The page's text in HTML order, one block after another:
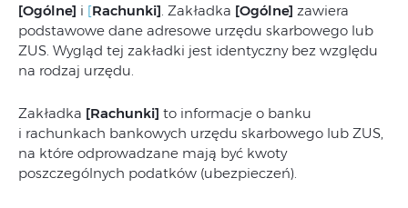
[Ogólne] i [Rachunki]. Zakładka [Ogólne] zawiera
podstawowe dane adresowe urzędu skarbowego lub
ZUS. Wygląd tej zakładki jest identyczny bez względu
na rodzaj urzędu.
Zakładka [Rachunki] to informacje o banku
i rachunkach bankowych urzędu skarbowego lub ZUS,
na które odprowadzane mają być kwoty
poszczególnych podatków (ubezpieczeń).